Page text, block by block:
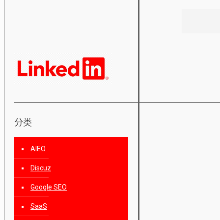
分类
AIEO
Discuz
Google SEO
SaaS